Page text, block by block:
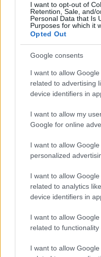
I want to opt-out of
Retention, Sale, and/
Personal Data that Is
Purposes for which it
Opted Out
Google consents
I want to allow
related to advertising
device identifiers in
I want to allow my
Google for online
I want to allow
personalized
I want to allow
related to analytics
device identifiers in
I want to allow
related to
I want to allow
AMANDA SEYFRIED
Kövesd a